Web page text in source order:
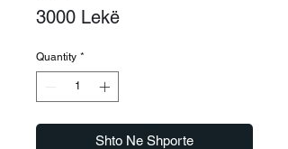
3000 LekëPrice
Quantity *
Shto Ne Shporte